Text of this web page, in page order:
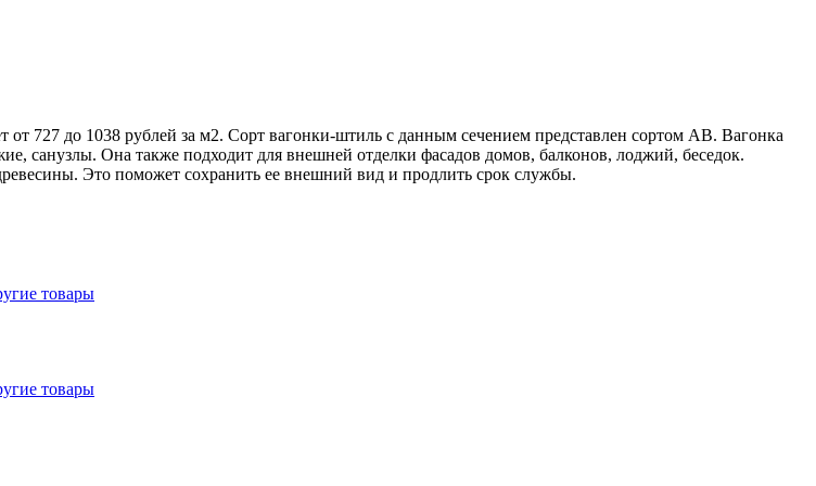
727 до 1038 рублей за м2. Сорт вагонки-штиль с данным сечением представлен сортом AB. Вагонка
санузлы. Она также подходит для внешней отделки фасадов домов, балконов, лоджий, беседок.
Это поможет сохранить ее внешний вид и продлить срок службы.
товары
товары